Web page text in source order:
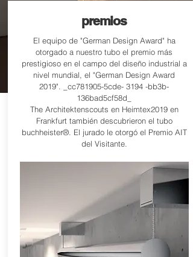
premios
El equipo de "German Design Award" ha
otorgado a nuestro tubo el premio más
prestigioso en el campo del diseño industrial a
nivel mundial, el "German Design Award
2019". _cc781905-5cde- 3194 -bb3b-
136bad5cf58d_
The Architektenscouts en Heimtex2019 en
Frankfurt también descubrieron el tubo
buchheister®. El jurado le otorgó el Premio AIT
del Visitante.